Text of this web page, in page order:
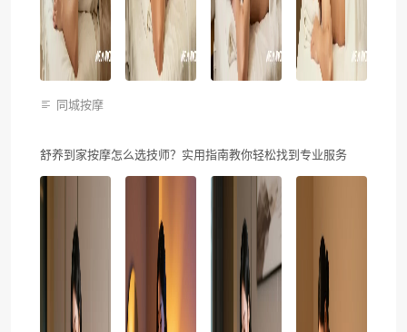
同城按摩
舒养到家按摩怎么选技师？实用指南教你轻松找到专业服务